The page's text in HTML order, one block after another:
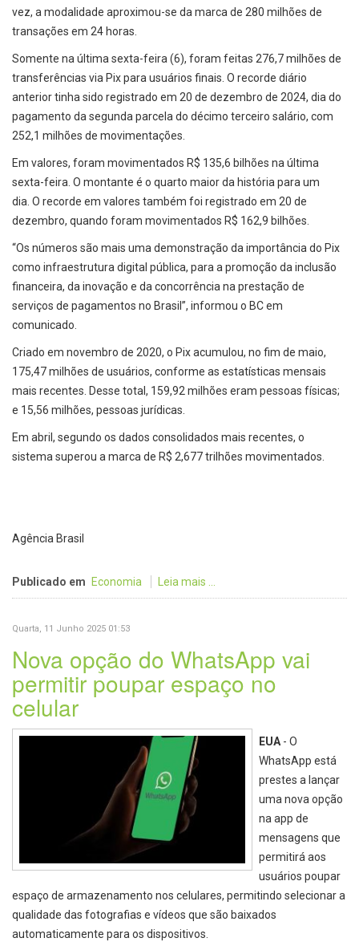
vez, a modalidade aproximou-se da marca de 280 milhões de
transações em 24 horas.
Somente na última sexta-feira (6), foram feitas 276,7 milhões de
transferências via Pix para usuários finais. O recorde diário
anterior tinha sido registrado em 20 de dezembro de 2024, dia do
pagamento da segunda parcela do décimo terceiro salário, com
252,1 milhões de movimentações.
Em valores, foram movimentados R$ 135,6 bilhões na última
sexta-feira. O montante é o quarto maior da história para um
dia. O recorde em valores também foi registrado em 20 de
dezembro, quando foram movimentados R$ 162,9 bilhões.
“Os números são mais uma demonstração da importância do Pix
como infraestrutura digital pública, para a promoção da inclusão
financeira, da inovação e da concorrência na prestação de
serviços de pagamentos no Brasil”, informou o BC em
comunicado.
Criado em novembro de 2020, o Pix acumulou, no fim de maio,
175,47 milhões de usuários, conforme as estatísticas mensais
mais recentes. Desse total, 159,92 milhões eram pessoas físicas;
e 15,56 milhões, pessoas jurídicas.
Em abril, segundo os dados consolidados mais recentes, o
sistema superou a marca de R$ 2,677 trilhões movimentados.
Agência Brasil
Publicado em Economia Leia mais ...
Quarta, 11 Junho 2025 01:53
Nova opção do WhatsApp vai
permitir poupar espaço no
celular
EUA - O
WhatsApp está
prestes a lançar
uma nova opção
na app de
mensagens que
permitirá aos
usuários poupar
espaço de armazenamento nos celulares, permitindo selecionar a
qualidade das fotografias e vídeos que são baixados
automaticamente para os dispositivos.